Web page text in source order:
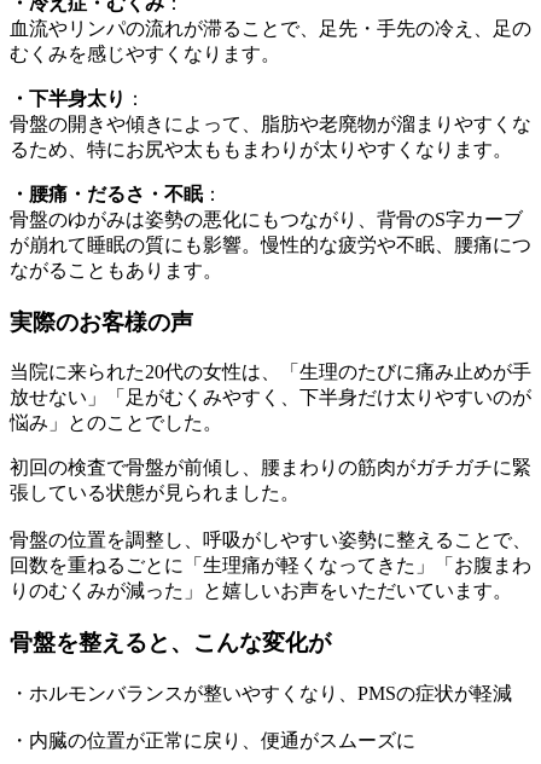
血流やリンパの流れが滞ることで、足先・手先の冷え、足の
むくみを感じやすくなります。
・下半身太り ：
骨盤の開きや傾きによって、脂肪や老廃物が溜まりやすくな
るため、特にお尻や太ももまわりが太りやすくなります。
・腰痛・だるさ・不眠：
骨盤のゆがみは姿勢の悪化にもつながり、背骨のS字カーブ
が崩れて睡眠の質にも影響。慢性的な疲労や不眠、腰痛につ
ながることもあります。
実際のお客様の声
当院に来られた20代の女性は、「生理のたびに痛み止めが手
放せない」「足がむくみやすく、下半身だけ太りやすいのが
悩み」とのことでした。
初回の検査で骨盤が前傾し、腰まわりの筋肉がガチガチに緊
張している状態が見られました。
骨盤の位置を調整し、呼吸がしやすい姿勢に整えることで、
回数を重ねるごとに「生理痛が軽くなってきた」「お腹まわ
りのむくみが減った」と嬉しいお声をいただいています。
骨盤を整えると、こんな変化が
・ホルモンバランスが整いやすくなり、PMSの症状が軽減
・内臓の位置が正常に戻り、便通がスムーズに